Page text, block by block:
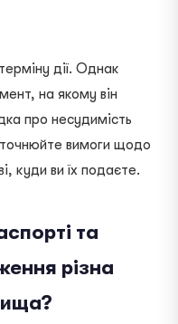
дії. Однак
на якому він
про несудимість
вимоги щодо
куди ви їх подаєте.
та
різна